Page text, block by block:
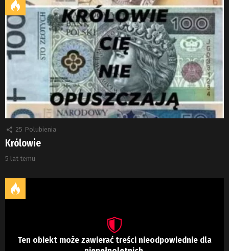
25 Polubienia
Królowie
5 lat temu
Ten obiekt może zawierać treści nieodpowiednie dla